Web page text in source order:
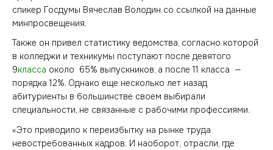
спикер Госдумы Вячеслав Володин со ссылкой на данные
минпросвещения.
Также он привел статистику ведомства, согласно которой
в колледжи и техникумы поступают после девятого
9класса около 65% выпускников, а после 11 класса —
порядка 12%. Однако еще несколько лет назад
абитуриенты в большинстве своем выбирали
специальности, не связанные с рабочими профессиями.
«Это приводило к переизбытку на рынке труда
невостребованных кадров. И наоборот, отрасли, где